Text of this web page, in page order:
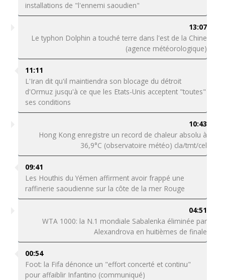
installations de "l'ennemi saoudien"
13:07
Le typhon Dolphin a touché terre dans l'est de la Chine
(agence météorologique)
11:11
L'Iran dit qu'il maintiendra son blocage du détroit
d'Ormuz jusqu'à ce que les Etats-Unis acceptent "toutes"
ses conditions
10:43
Hong Kong enregistre un record de chaleur absolu à
36,9°C (observatoire météo) cla/tmt/cel
09:41
Les Houthis du Yémen affirment avoir frappé une
raffinerie saoudienne sur la côte de la mer Rouge
04:51
WTA 1000: la N.1 mondiale Sabalenka éliminée par
Alexandrova en huitièmes de finale
00:54
Foot: la Fifa dénonce un "effort concerté et continu"
pour affaiblir Infantino (communiqué)